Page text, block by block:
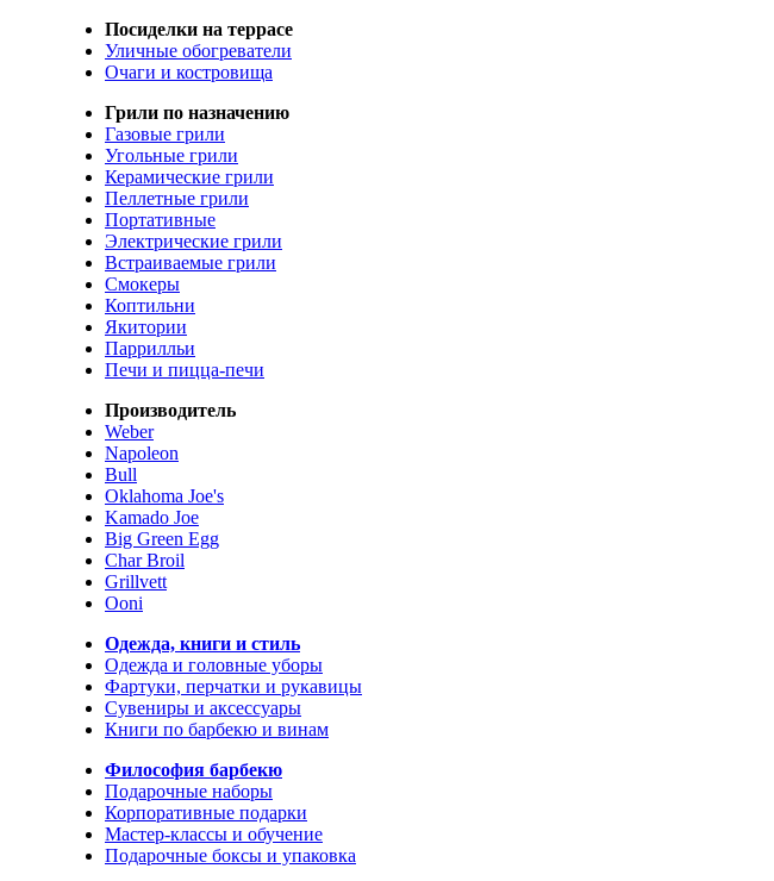
Посиделки на террасе
Уличные обогреватели
Очаги и костровища
Грили по назначению
Газовые грили
Угольные грили
Керамические грили
Пеллетные грили
Портативные
Электрические грили
Встраиваемые грили
Смокеры
Коптильни
Якитории
Паррилльи
Печи и пицца-печи
Производитель
Weber
Napoleon
Bull
Oklahoma Joe's
Kamado Joe
Big Green Egg
Char Broil
Grillvett
Ooni
Одежда, книги и стиль
Одежда и головные уборы
Фартуки, перчатки и рукавицы
Сувениры и аксессуары
Книги по барбекю и винам
Философия барбекю
Подарочные наборы
Корпоративные подарки
Мастер-классы и обучение
Подарочные боксы и упаковка